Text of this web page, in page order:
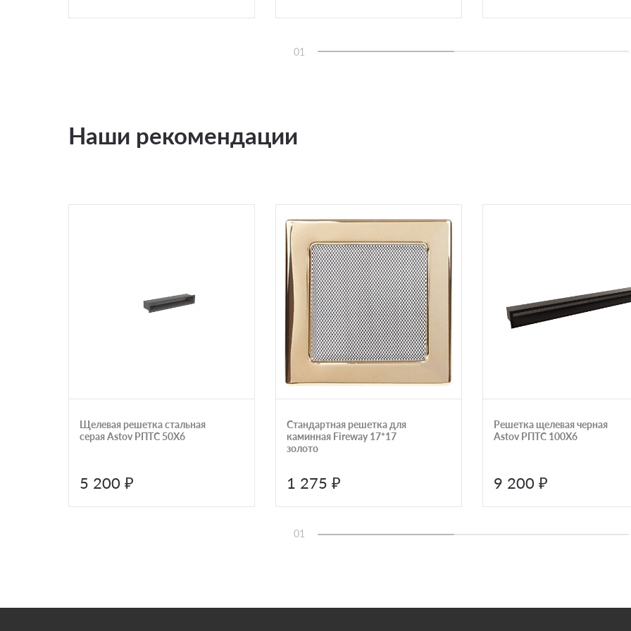
01
Наши рекомендации
Щелевая решетка стальная
серая Astov РПТС 50Х6
5 200 ₽
Стандартная решетка для
каминная Fireway 17*17
золото
1 275 ₽
Решетка щелевая черная
Astov РПТС 100Х6
9 200 ₽
01